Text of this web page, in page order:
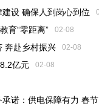
设 确保人到岗心到位
育“零距离” 02-08
奔赴乡村振兴 02-08
亿元 02-08
诺：供电保障有力 春